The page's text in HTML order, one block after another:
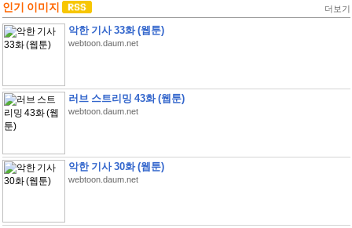
인기 이미지 더보기
악한 기사 33화 (웹툰)
webtoon.daum.net
러브 스트리밍 43화 (웹툰)
webtoon.daum.net
악한 기사 30화 (웹툰)
webtoon.daum.net